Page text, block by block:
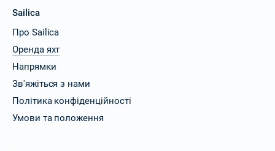
Sailica
Про Sailica
Оренда яхт
Напрямки
Зв'яжіться з нами
Політика конфіденційності
Умови та положення